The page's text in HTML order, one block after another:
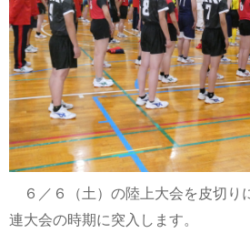
６／６（土）の陸上大会を皮切り
連大会の時期に突入します。